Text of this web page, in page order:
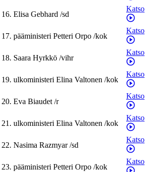
16. Elisa Gebhard /sd
Katso
17. pääministeri Petteri Orpo /kok
Katso
18. Saara Hyrkkö /vihr
Katso
19. ulkoministeri Elina Valtonen /kok
Katso
20. Eva Biaudet/r
Katso
21. ulkoministeri Elina Valtonen /kok
Katso
22. Nasima Razmyar/sd
Katso
23. pääministeri Petteri Orpo /kok
Katso